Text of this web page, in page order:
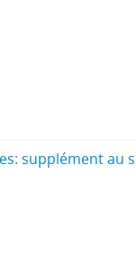
supplément au